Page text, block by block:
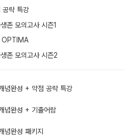
략 특강
존 모의고사 시즌1
OPTIMA
존 모의고사 시즌2
완성 + 약점 공략 특강
완성 + 기출어람
완성 패키지